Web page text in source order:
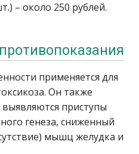
– около 250 рублей.
применяется для
Он также
приступы
генеза, сниженный
мышц желудка и